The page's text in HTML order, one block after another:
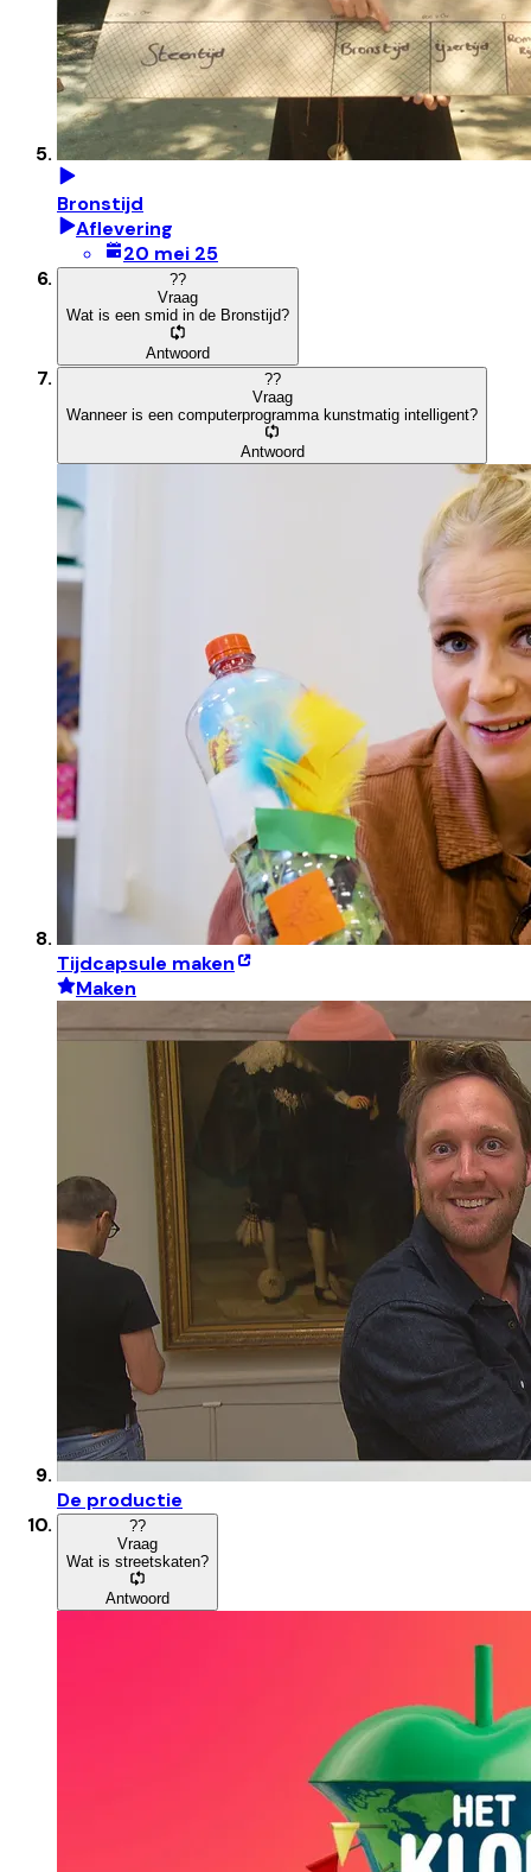
Bronstijd
Aflevering
20 mei 25
??
Vraag
Wat is een smid in de Bronstijd?
Antwoord
??
Vraag
Wanneer is een computerprogramma kunstmatig intelligent?
Antwoord
Tijdcapsule maken
Maken
De productie
??
Vraag
Wat is streetskaten?
Antwoord